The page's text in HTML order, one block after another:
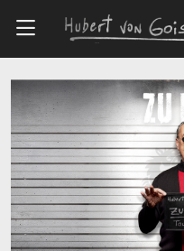
Zum Hauptinhalt
Alle Artikel